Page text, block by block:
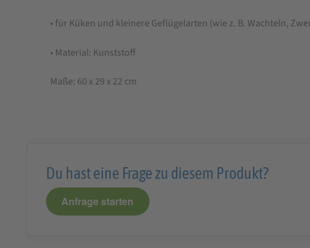
Transportbox
x
29
• für Küken und kleinere Geflügelarten (wie z. B. Wachteln,
• Material: Kunststoff
Maße: 60 x 29 x 22 cm
Du hast eine Frage zu diesem Produkt?
Anfrage starten